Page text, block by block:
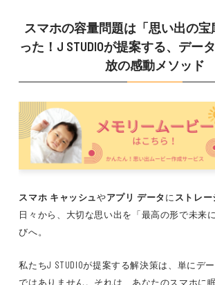
スマホの容量問題は「思い出の
った！J STUDIOが提案する、デー
放の感動メソッド
スマホ キャッシュやアプリ データにストレー
日々から、大切な思い出を「最高の形で未来
びへ。
私たちJ STUDIOが提案する解決策は、単にデ
ではありません。それは、あなたのスマホに